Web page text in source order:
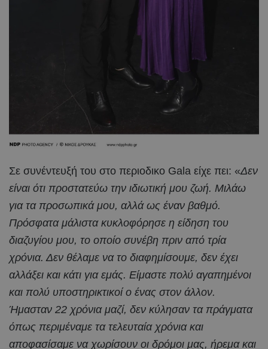
Σε συνέντευξή του στο περιοδικο Gala είχε πει: «Δεν
είναι ότι προστατεύω την ιδιωτική μου ζωή. Μιλάω
για τα προσωπικά μου, αλλά ως έναν βαθμό.
Πρόσφατα μάλιστα κυκλοφόρησε η είδηση του
διαζυγίου μου, το οποίο συνέβη πριν από τρία
χρόνια. Δεν θέλαμε να το διαφημίσουμε, δεν έχει
αλλάξει και κάτι για εμάς. Είμαστε πολύ αγαπημένοι
και πολύ υποστηρικτικοί ο ένας στον άλλον.
Ήμασταν 22 χρόνια μαζί, δεν κύλησαν τα πράγματα
όπως περιμέναμε τα τελευταία χρόνια και
αποφασίσαμε να χωρίσουν οι δρόμοι μας, ήρεμα και